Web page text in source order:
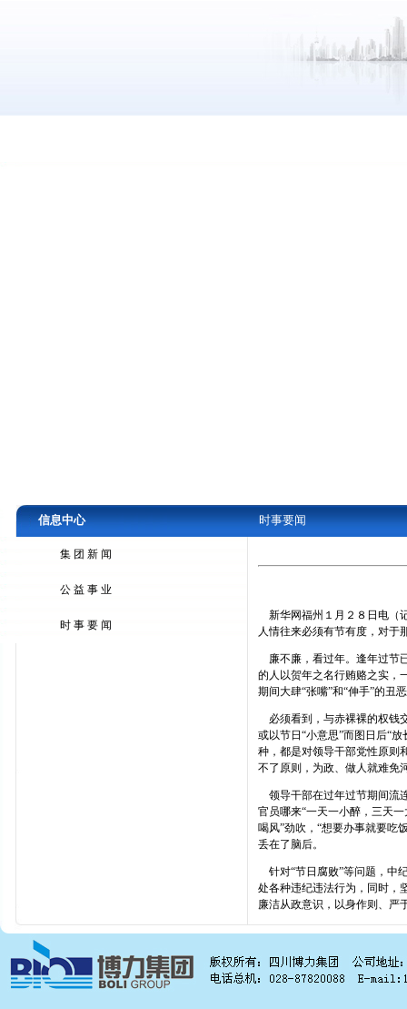
信息中心
集团新闻
公益事业
时事要闻
时事要闻
新华网福州１月２８日电（
人情往来必须有节有度，对于
廉不廉，看过年。逢年过节
的人以贺年之名行贿赂之实，
期间大肆“张嘴”和“伸手”的丑
必须看到，与赤裸裸的权钱
或以节日“小意思”而图日后“
种，都是对领导干部党性原则
不了原则，为政、做人就难免
领导干部在过年过节期间流
官员哪来“一天一小醉，三天
喝风”劲吹，“想要办事就要吃
丢在了脑后。
针对“节日腐败”等问题，中
处各种违纪违法行为，同时，
廉洁从政意识，以身作则、严